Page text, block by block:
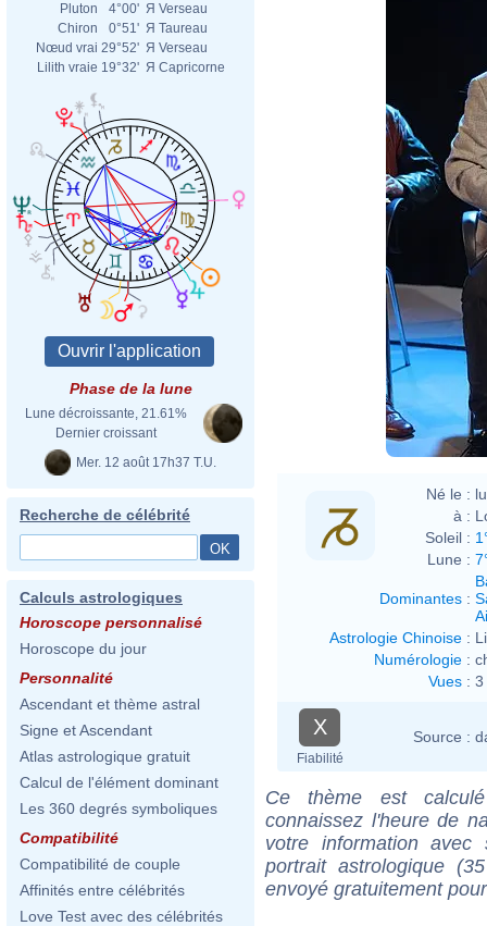
Pluton
4°00' Я Verseau
Chiron
0°51' Я Taureau
Nœud vrai 29°52' Я Verseau
Lilith vraie 19°32' Я Capricorne
Phase de la lune
Lune décroissante, 21.61%
Dernier croissant
Mer. 12 août 17h37 T.U.
Recherche de célébrité
Calculs astrologiques
Horoscope personnalisé
Horoscope du jour
Personnalité
Ascendant et thème astral
Signe et Ascendant
Atlas astrologique gratuit
Calcul de l'élément dominant
Les 360 degrés symboliques
Compatibilité
Compatibilité de couple
Affinités entre célébrités
Love Test avec des célébrités
Né le :
à :
Soleil :
Lune :
Dominantes :
Astrologie Chinoise :
Numérologie :
Vues : 3
X
Fiabilité
Source :
Ce thème est
connaissez l'heure de
votre information
portrait astrologique
envoyé gratuitement